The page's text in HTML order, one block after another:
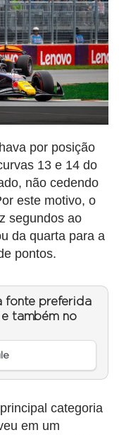
por posição
13 e 14 do
não cedendo
este motivo, o
segundos ao
da quarta para a
pontos.
fonte preferida
também no
categoria
em um